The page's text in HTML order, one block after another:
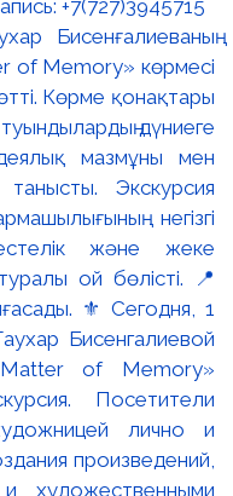
+7(727)3945715